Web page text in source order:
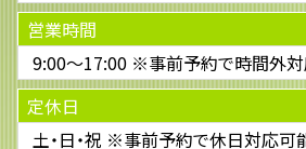
営業時間
9:00～17:00 ※事前予約で時間外
定休日
土・日・祝 ※事前予約で休日対応可